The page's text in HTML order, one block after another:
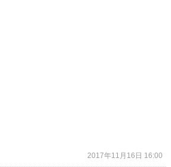
2017年11月16日 16:00